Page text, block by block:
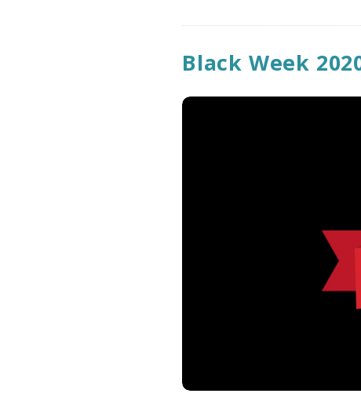
Black Week